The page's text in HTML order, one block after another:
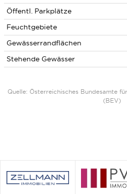
Öffentl. Parkplätze
Feuchtgebiete
Gewässerrandflächen
Stehende Gewässer
Quelle: Österreichisches Bundesamte
(BEV)